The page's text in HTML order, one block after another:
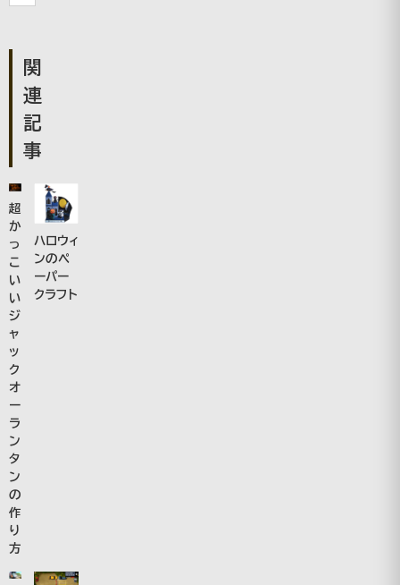
関
連
記
事
超
か
っ
こ
い
い
ジ
ャ
ッ
ク
オ
ー
ラ
ン
タ
ン
の
作
り
方
ハロウィ
ンのペ
ーパー
クラフト